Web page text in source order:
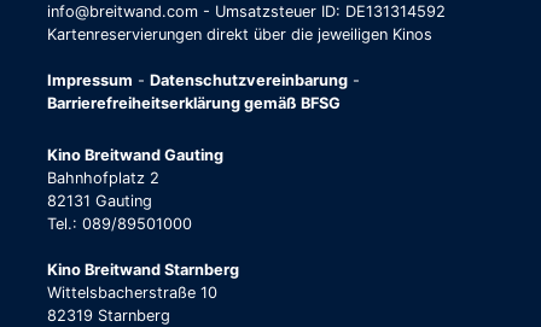
info@breitwand.com - Umsatzsteuer ID: DE131314592
Kartenreservierungen direkt über die jeweiligen Kinos
Impressum - Datenschutzvereinbarung -
Barrierefreiheitserklärung gemäß BFSG
Kino Breitwand Gauting
Bahnhofplatz 2
82131 Gauting
Tel.: 089/89501000
Kino Breitwand Starnberg
Wittelsbacherstraße 10
82319 Starnberg